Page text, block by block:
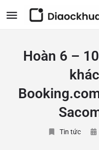
Hoàn 6 –
Tin tức